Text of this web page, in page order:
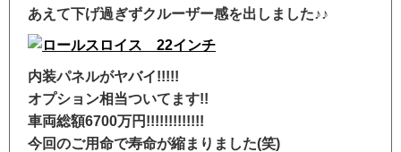
あえて下げ過ぎずクルーザー感を出しました♪♪
内装パネルがヤバイ!!!!!
オプション相当ついてます!!
車両総額6700万円!!!!!!!!!!!!!
今回のご用命で寿命が縮まりました(笑)